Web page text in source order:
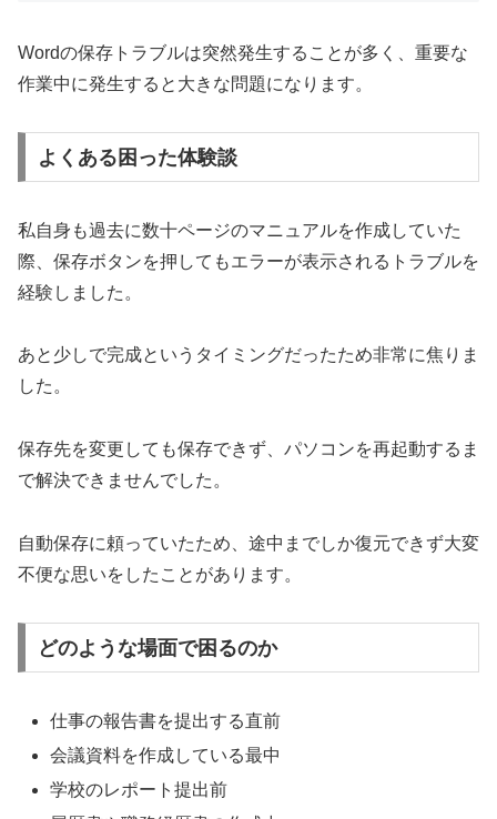
Wordの保存トラブルは突然発生することが多く、重要な
作業中に発生すると大きな問題になります。
よくある困った体験談
私自身も過去に数十ページのマニュアルを作成していた
際、保存ボタンを押してもエラーが表示されるトラブルを
経験しました。
あと少しで完成というタイミングだったため非常に焦りま
した。
保存先を変更しても保存できず、パソコンを再起動するま
で解決できませんでした。
自動保存に頼っていたため、途中までしか復元できず大変
不便な思いをしたことがあります。
どのような場面で困るのか
仕事の報告書を提出する直前
会議資料を作成している最中
学校のレポート提出前